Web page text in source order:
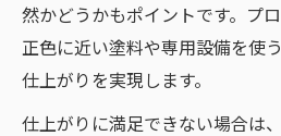
然かどうかもポイントです。プ
正色に近い塗料や専用設備を使
仕上がりを実現します。
仕上がりに満足できない場合は